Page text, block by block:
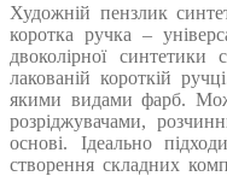
Художній пензлик
коротка ручка –
двоколірної синтетики
лакованій короткій
якими видами фарб.
розріджувачами,
основі. Ідеально
створення складних